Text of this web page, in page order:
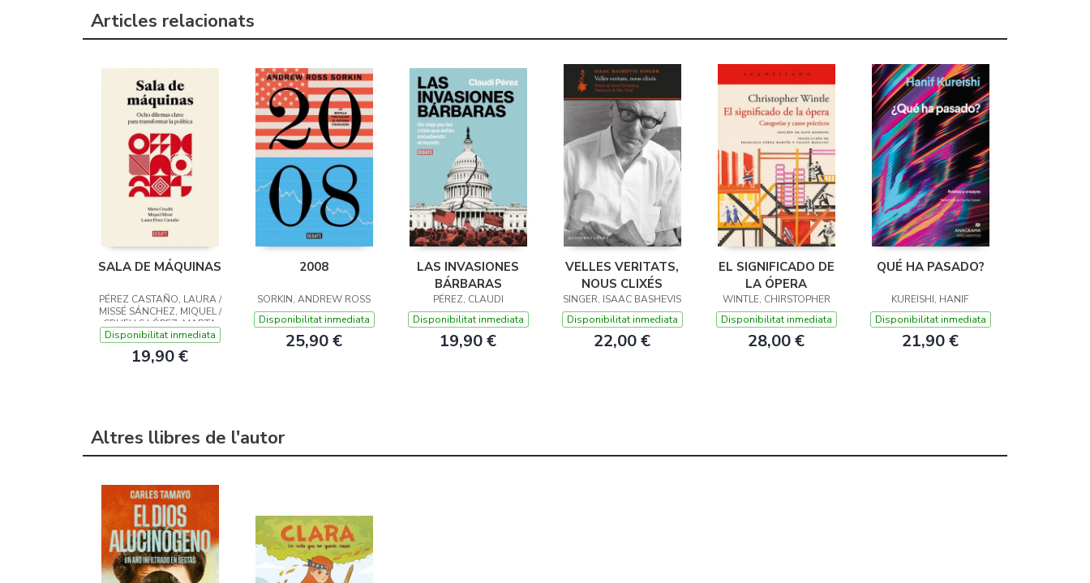
Articles relacionats
SALA DE MÁQUINAS
PÉREZ CASTAÑO, LAURA /
MISSÉ SÁNCHEZ, MIQUEL /
CRUELLS LÓPEZ, MARTA
Disponibilitat inmediata
19,90 €
2008
SORKIN, ANDREW ROSS
Disponibilitat inmediata
25,90 €
LAS INVASIONES
BÁRBARAS
PÉREZ, CLAUDI
Disponibilitat inmediata
19,90 €
VELLES VERITATS,
NOUS CLIXÉS
SINGER, ISAAC BASHEVIS
Disponibilitat inmediata
22,00 €
EL SIGNIFICADO DE
LA ÓPERA
WINTLE, CHIRSTOPHER
Disponibilitat inmediata
28,00 €
QUÉ HA PASADO?
KUREISHI, HANIF
Disponibilitat inmediata
21,90 €
Altres llibres de l'autor